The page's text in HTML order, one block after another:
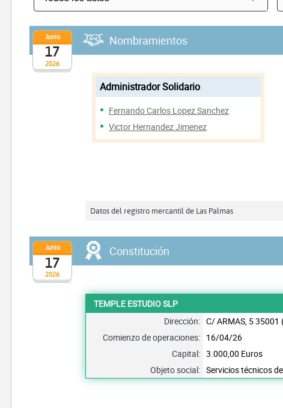
2026
Junio
17
Nombramientos
Administrador Solidario
Fernando Carlos Lopez Sanchez
Victor Hernandez Jimenez
Datos del registro mercantil de Las Palmas
2026
Junio
17
Constitución
TEMPLE ESTUDIO SLP
Dirección: C/ ARMAS, 5 35001
Comienzo de operaciones: 16/04/26
Capital: 3.000,00 Euros
Objeto social: Servicios técnicos